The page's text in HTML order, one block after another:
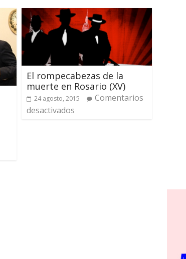
El rompecabezas de la
muerte en Rosario (XV)
24 agosto, 2015
Comentarios
desactivados